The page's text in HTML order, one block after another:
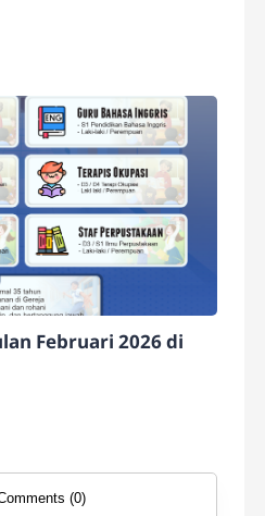
Februari 2026 di
(0)